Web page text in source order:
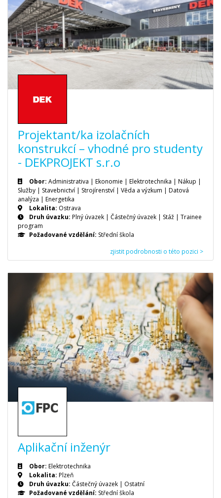
Projektant/ka izolačních
konstrukcí – vhodné pro studenty
- DEKPROJEKT s.r.o
Obor: Administrativa | Ekonomie | Elektrotechnika | Nákup |
Služby | Stavebnictví | Strojírenství | Věda a výzkum | Datová
analýza | Energetika
Lokalita: Ostrava
Druh úvazku: Plný úvazek | Částečný úvazek | Stáž | Trainee
program
Požadované vzdělání: Střední škola
zjistit podrobnosti o této pozici >
Aplikační inženýr
Obor: Elektrotechnika
Lokalita: Plzeň
Druh úvazku: Částečný úvazek | Ostatní
Požadované vzdělání: Střední škola